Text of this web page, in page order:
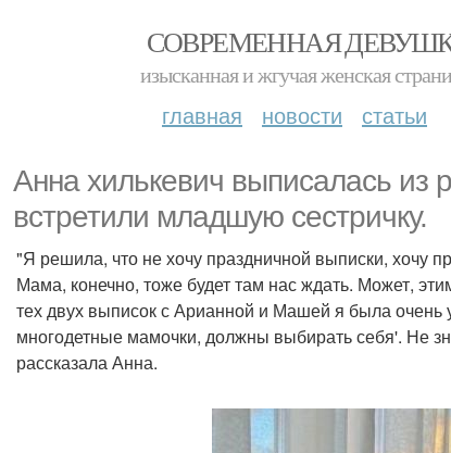
СОВРЕМЕННАЯ
изысканная и жгучая женская
главная новости статьи
Анна хилькевич выписалась из
встретили младшую сестричку.
"Я решила, что не хочу праздничной выписки, хочу
Мама, конечно, тоже будет там нас ждать. Может,
тех двух выписок с Арианной и Машей я была очень
многодетные мамочки, должны выбирать себя'. Не
рассказала Анна.